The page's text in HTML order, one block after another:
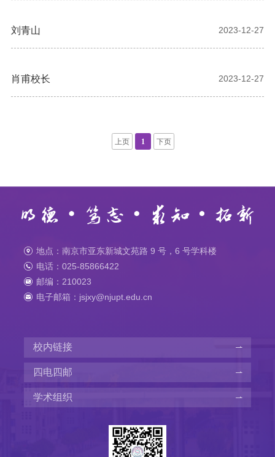
刘青山 2023-12-27
肖甫校长 2023-12-27
上页 1 下页
地点：南京市亚东新城文苑路 9 号，6 号学科楼
电话：025-85866422
邮编：210023
电子邮箱：jsjxy@njupt.edu.cn
校内链接
四电四邮
学术组织